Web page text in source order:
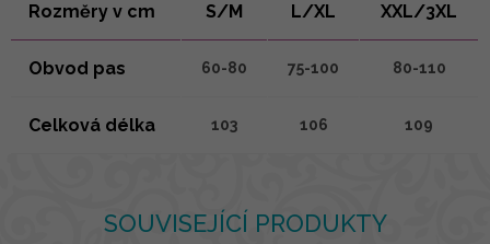
SOUVISEJÍCÍ PRODUKTY
Rozměry v cm S/M L/XL XXL/3XL
Obvod pas 60-80 75-100 80-110
Celková délka 103 106 109